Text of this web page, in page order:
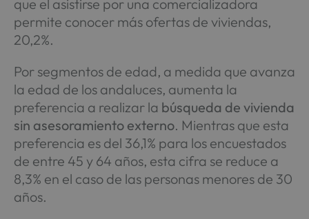
que el asistirse por una comercializadora
permite conocer más ofertas de viviendas,
20,2%.
Por segmentos de edad, a medida que avanza
la edad de los andaluces, aumenta la
preferencia a realizar la búsqueda de vivienda
sin asesoramiento externo. Mientras que esta
preferencia es del 36,1% para los encuestados
de entre 45 y 64 años, esta cifra se reduce a
8,3% en el caso de las personas menores de 30
años.